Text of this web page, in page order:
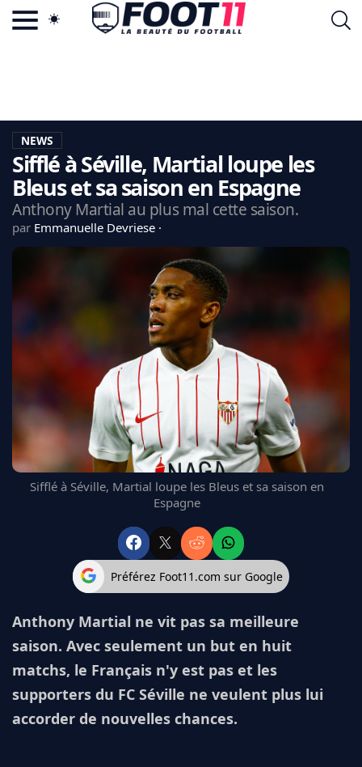
LA CHARTE
VIE PRIVÉE
CGU
CONTACTEZ-NOUS
LIGUE 1
MANCHESTER UNITED
CHELSEA
ARSENAL
BAYERN
L'AVIS DE LA RÉDAC'
NEWS
Sifflé à Séville, Martial loupe les
Bleus et sa saison en Espagne
Anthony Martial au plus mal cette saison.
par Emmanuelle Devriese
Sifflé à Séville, Martial loupe les Bleus et sa saison en
Espagne
Préférez Foot11.com sur Google
Anthony Martial ne vit pas sa meilleure
saison. Avec seulement un but en huit
matchs, le Français n'y est pas et les
supporters du FC Séville ne veulent plus lui
accorder de nouvelles chances.